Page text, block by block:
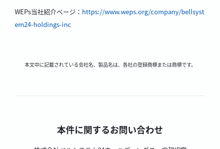
WEPs当社紹介ページ： https://www.weps.org/company/bellsyst
em24-holdings-inc
本文中に記載されている会社名、製品名は、各社の登録商標または商標です。
本件に関するお問い合わせ